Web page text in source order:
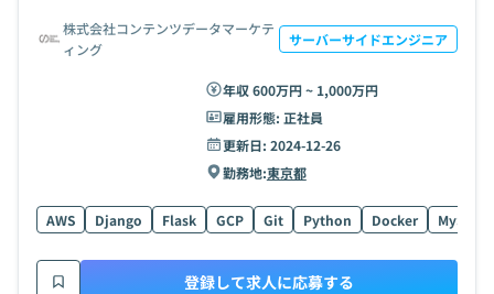
株式会社コンテンツデータマーケテ
ィング
サーバーサイドエンジニア
年収 600万円 ~ 1,000万円
雇用形態: 正社員
更新日: 2024-12-26
勤務地:東京都
AWS Django Flask GCP Git Python Docker MySQL
登録して求人に応募する